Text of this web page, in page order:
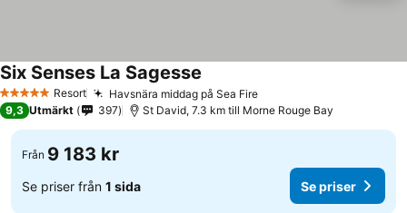
5 Stjärnor Resort Havsnära middag på Sea Fire
Six Senses La Sagesse
9,3 Utmärkt 397 St David, 7.3 km till Morne Rouge Bay
Från 9 183 kr
Se priser från 1 sida Se priser